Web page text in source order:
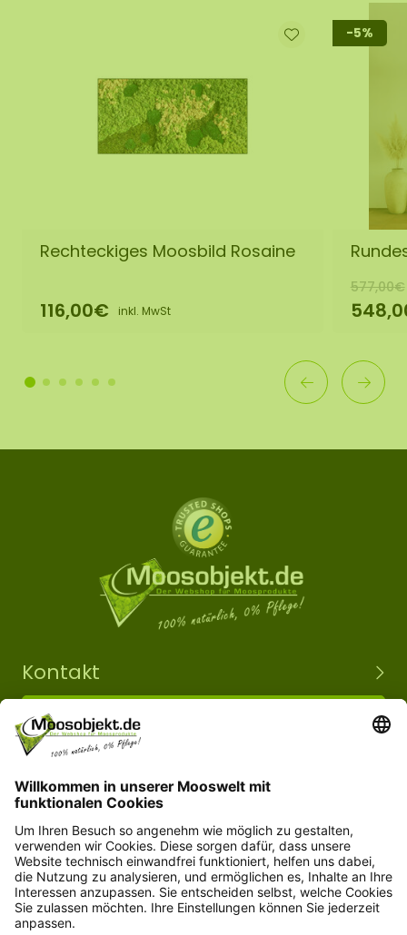
Rechteckiges Moosbild Rosaine
116,00€ inkl. MwSt
-5%
577,00€
Kontakt
info@moosobjekt.de
Versand in ganz Deutschland und Österreich.
Kundenservice
Informationen